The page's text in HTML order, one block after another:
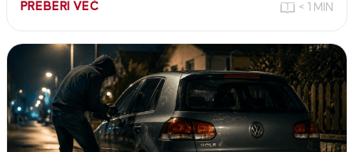
PREBERI VEČ < 1 MIN